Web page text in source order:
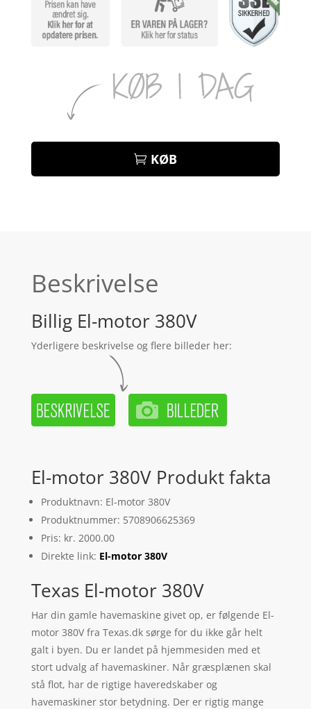
KØB
Beskrivelse
Billig El-motor 380V
Yderligere beskrivelse og flere billeder her:
El-motor 380V Produkt fakta
Produktnavn: El-motor 380V
Produktnummer: 5708906625369
Pris: kr. 2000.00
Direkte link: El-motor 380V
Texas El-motor 380V
Har din gamle havemaskine givet op, er følgende El-
motor 380V fra Texas.dk sørge for du ikke går helt
galt i byen. Du er landet på hjemmesiden med et
stort udvalg af havemaskiner. Når græsplænen skal
stå flot, har de rigtige haveredskaber og
havemaskiner stor betydning. Der er rigtig mange